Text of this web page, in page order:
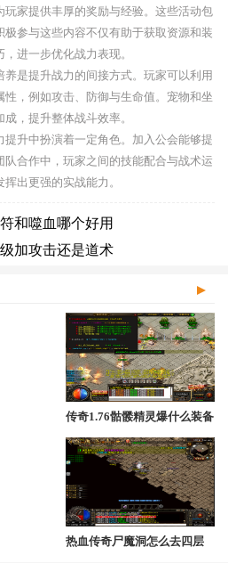
玩家提供丰厚的奖励与经验。这些活动包
参与这些内容不仅有助于获取资源和装
进一步优化战力表现。
是提升战力的间接方式。玩家可以利用
，例如攻击、防御与生命值。宠物和坐
，提升整体战斗效率。
升中扮演着一定角色。加入公会能够提
合作中，玩家之间的技能配合与战术运
出更强的实战能力。
和噬血哪个好用
加攻击还是道术
传奇1.76骷髅精灵爆什么装备
热血传奇尸魔洞怎么去四层